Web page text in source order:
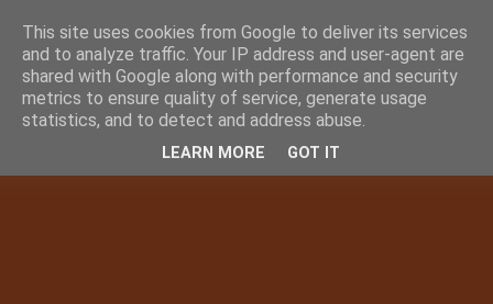
This site uses cookies from Google to deliver its services
and to analyze traffic. Your IP address and user-agent are
shared with Google along with performance and security
metrics to ensure quality of service, generate usage
statistics, and to detect and address abuse.
LEARN MORE GOT IT